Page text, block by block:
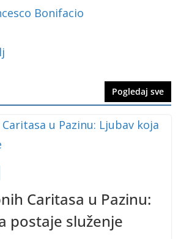
Pogledaj sve
Caritasa u Pazinu:
postaje služenje